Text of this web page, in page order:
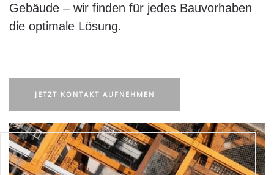
Gebäude – wir finden für jedes Bauvorhaben
die optimale Lösung.
JETZT KONTAKT AUFNEHMEN